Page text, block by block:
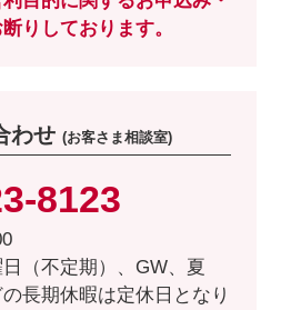
りしております。
わせ (お客さま相談室)
8123
（不定期）、GW、夏
長期休暇は定休日となり